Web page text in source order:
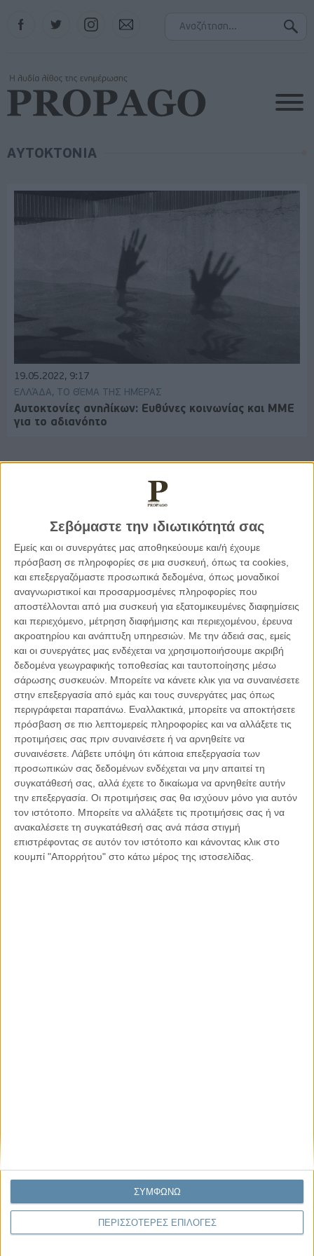
Σεβόμαστε την ιδιωτικότητά σας
Εμείς και οι συνεργάτες μας αποθηκεύουμε και/ή έχουμε
πρόσβαση σε πληροφορίες σε μια συσκευή, όπως τα cookies,
και επεξεργαζόμαστε προσωπικά δεδομένα, όπως μοναδικοί
αναγνωριστικοί και προσαρμοσμένες πληροφορίες που
αποστέλλονται από μια συσκευή για εξατομικευμένες διαφημίσεις
και περιεχόμενο, μέτρηση διαφήμισης και περιεχομένου, έρευνα
ακροατηρίου και ανάπτυξη υπηρεσιών. Με την άδειά σας, εμείς
και οι συνεργάτες μας ενδέχεται να χρησιμοποιήσουμε ακριβή
δεδομένα γεωγραφικής τοποθεσίας και ταυτοποίησης μέσω
σάρωσης συσκευών. Μπορείτε να κάνετε κλικ για να συναινέσετε
στην επεξεργασία από εμάς και τους συνεργάτες μας όπως
περιγράφεται παραπάνω. Εναλλακτικά, μπορείτε να αποκτήσετε
πρόσβαση σε πιο λεπτομερείς πληροφορίες και να αλλάξετε τις
προτιμήσεις σας πριν συναινέσετε ή να αρνηθείτε να
συναινέσετε. Λάβετε υπόψη ότι κάποια επεξεργασία των
προσωπικών σας δεδομένων ενδέχεται να μην απαιτεί τη
συγκατάθεσή σας, αλλά έχετε το δικαίωμα να αρνηθείτε αυτήν
την επεξεργασία. Οι προτιμήσεις σας θα ισχύουν μόνο για αυτόν
τον ιστότοπο. Μπορείτε να αλλάξετε τις προτιμήσεις σας ή να
ανακαλέσετε τη συγκατάθεσή σας ανά πάσα στιγμή
επιστρέφοντας σε αυτόν τον ιστότοπο και κάνοντας κλικ στο
κουμπί "Απορρήτου" στο κάτω μέρος της ιστοσελίδας.
ΠΕΡΙΣΣΟΤΕΡΕΣ ΕΠΙΛΟΓΕΣ
ΣΥΜΦΩΝΩ
Instagram
ΑΥΤΟΚΤΟΝΙΑ
19.05.2022, 9:17
ΕΛΛΆΔΑ, ΤΟ ΘΈΜΑ ΤΗΣ ΗΜΈΡΑΣ
Αυτοκτονίες ανηλίκων: Ευθύνες κοινωνίας και ΜΜΕ
για το αδιανόητο
Κέλλυ Καμπάκη
Κέλλυ Καμπάκη: Η μαμά της Έμμας
γράφει για την “ισόβια καταδίκη
της”
Γιάννης Πανούσης
Οι μόνοι αθώοι
Αντώνιος Ντακανάλης
Τέμπη: Η Κορυφή του Παγόβουνου
μιας Κοινωνίας που βράζει
Γιάννης Πανούσης
Μικροδιάβολοι ή άγουροι
εγκληματίες; – Άρθρο – παρέμβαση
στο Propago του Γιάννη Πανούση
Να αφήνεις τους ανθρώπους να είναι (letting